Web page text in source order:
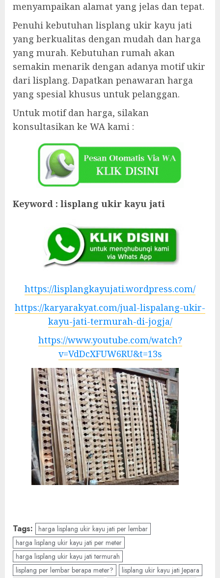
menyampaikan alamat yang jelas dan tepat.
Penuhi kebutuhan lisplang ukir kayu jati
yang berkualitas dengan mudah dan harga
yang murah. Kebutuhan rumah akan
semakin menarik dengan adanya motif ukir
dari lisplang. Dapatkan penawaran harga
yang spesial khusus untuk pelanggan.
Untuk motif dan harga, silakan
konsultasikan ke WA kami :
Keyword : lisplang ukir kayu jati
https://lisplangkayujati.wordpress.com/
https://karyarakyat.com/jual-lispalang-ukir-
kayu-jati-termurah-di-jogja/
https://www.youtube.com/watch?
v=VdDcXFUW6RU&t=13s
Tags: harga lisplang ukir kayu jati per lembar
harga lisplang ukir kayu jati per meter
harga lisplang ukir kayu jati termurah
lisplang per lembar berapa meter?
lisplang ukir kayu jati Jepara